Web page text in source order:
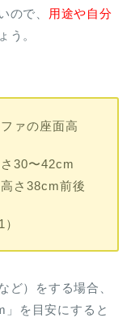
ので、 用途や自分
う。
ァの座面高
30〜42cm
さ38cm前後
ど）をする場合、
」を目安にすると